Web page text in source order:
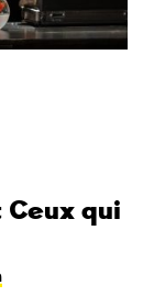
Ceux qui